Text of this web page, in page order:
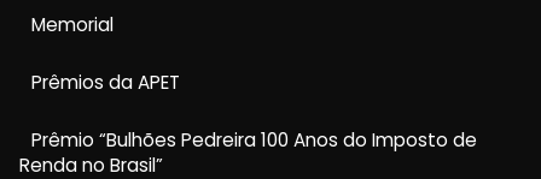
Memorial
Prêmios da APET
Prêmio “Bulhões Pedreira 100 Anos do Imposto de
Renda no Brasil”